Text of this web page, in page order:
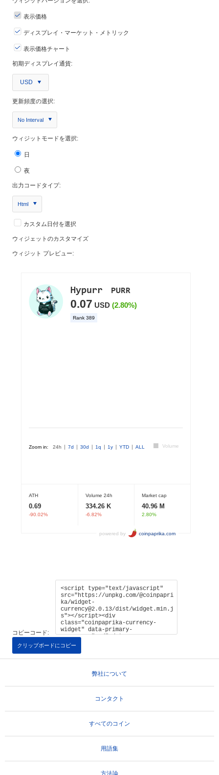
表示価格
ディスプレイ・マーケット・メトリック
表示価格チャート
初期ディスプレイ通貨:
USD
更新頻度の選択:
No Interval
ウィジットモードを選択:
日
夜
出力コードタイプ:
Html
カスタム日付を選択
ウィジェットのカスタマイズ
ウィジット プレビュー:
コピーコード:
クリップボードにコピー
弊社について
コンタクト
すべてのコイン
用語集
方法論